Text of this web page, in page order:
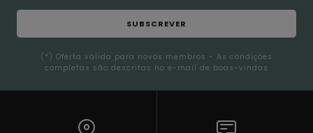
SUBSCREVER
(*) Oferta válida para novos membros - As condições
completas são descritas no e-mail de boas-vindas